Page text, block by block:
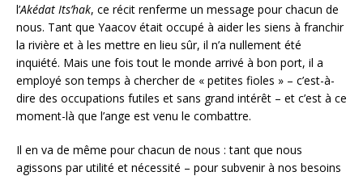
l’Akédat Its’hak, ce récit renferme un message pour chacun de
nous. Tant que Yaacov était occupé à aider les siens à franchir
la rivière et à les mettre en lieu sûr, il n’a nullement été
inquiété. Mais une fois tout le monde arrivé à bon port, il a
employé son temps à chercher de « petites fioles » – c’est-à-
dire des occupations futiles et sans grand intérêt – et c’est à ce
moment-là que l’ange est venu le combattre.
Il en va de même pour chacun de nous : tant que nous
agissons par utilité et nécessité – pour subvenir à nos besoins